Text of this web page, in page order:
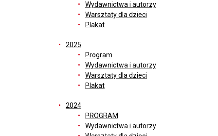
Wydawnictwa i autorzy
Warsztaty dla dzieci
Plakat
2025
Program
Wydawnictwa i autorzy
Warsztaty dla dzieci
Plakat
2024
PROGRAM
Wydawnictwa i autorzy